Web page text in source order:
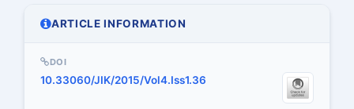
ARTICLE INFORMATION
DOI
10.33060/JIK/2015/Vol4.Iss1.36